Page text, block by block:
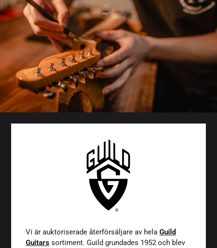
Vi är auktoriserade återförsäljare av hela Guild
Guitars sortiment. Guild grundades 1952 och blev